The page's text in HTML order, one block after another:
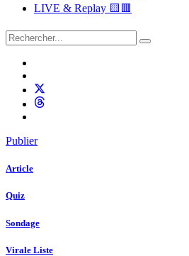
LIVE & Replay 🟨🟥
Publier
Article
Quiz
Sondage
Virale Liste